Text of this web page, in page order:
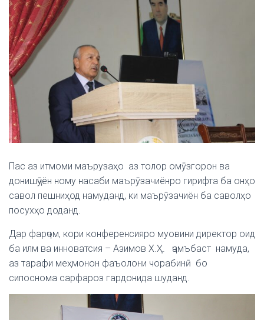
Пас аз итмоми маърузаҳо аз толор омӯзгорон ва
донишҷӯён ному насаби маърӯзачиёнро гирифта ба онҳо
савол пешниҳод намуданд, ки маърӯзачиён ба саволҳо
посухҳо доданд.
Дар фарҷом, кори конференсияро муовини директор оид
ба илм ва инноватсия – Азимов Х.Ҳ. ҷамъбаст намуда,
аз тарафи меҳмонон фаъолони чорабинӣ бо
сипоснома сарфароз гардонида шуданд.